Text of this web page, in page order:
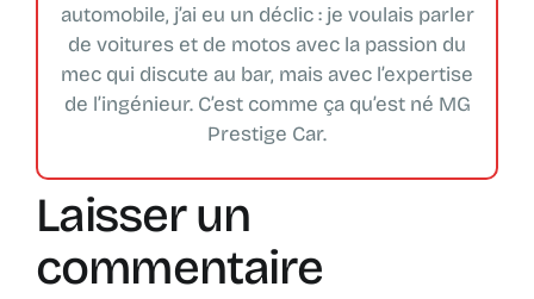
automobile, j’ai eu un déclic : je voulais parler
de voitures et de motos avec la passion du
mec qui discute au bar, mais avec l’expertise
de l’ingénieur. C’est comme ça qu’est né MG
Prestige Car.
Laisser un
commentaire